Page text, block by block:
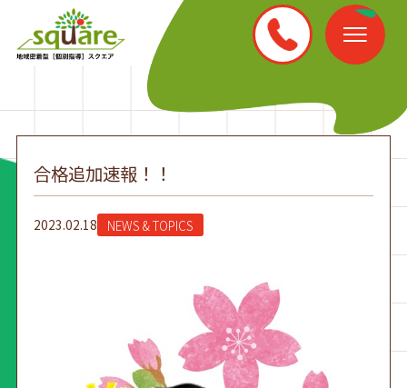
合格追加速報！！
2023.02.18 NEWS & TOPICS